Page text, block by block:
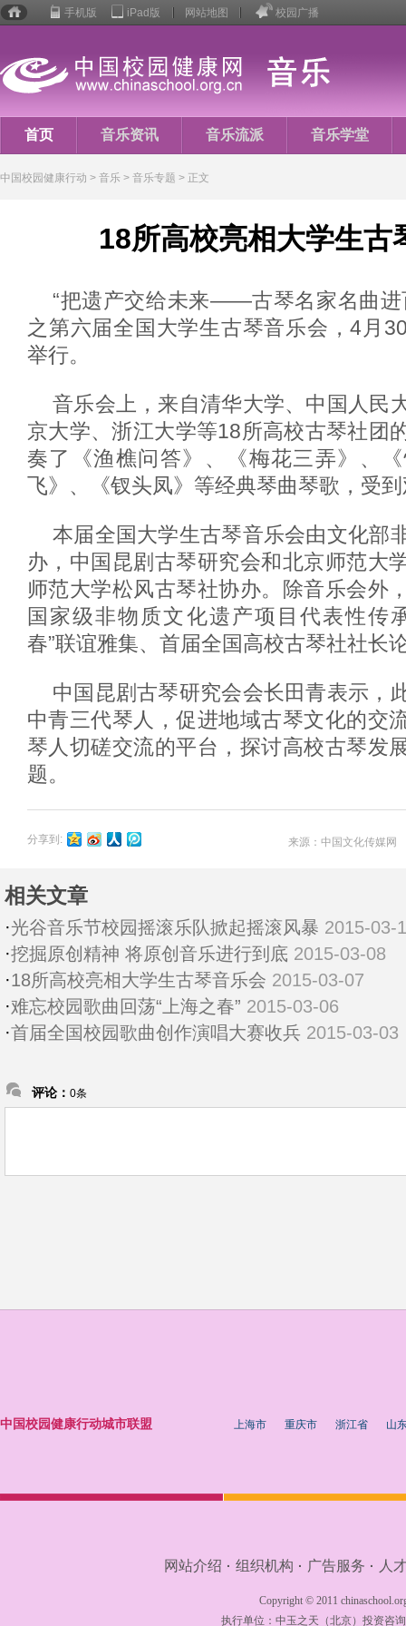
行动
手机版 iPad版 网站地图 校园广播
首页 音乐资讯 音乐流派 音乐学堂
音乐人生
中国校园健康行动 > 音乐 > 音乐专题 > 正文
18所高校亮相大学生古
“把遗产交给未来——古琴名家名曲进
之第六届全国大学生古琴音乐会，4月
举行。
音乐会上，来自清华大学、中国人民
京大学、浙江大学等18所高校古琴社团
奏了《渔樵问答》、《梅花三弄》、
飞》、《钗头凤》等经典琴曲琴歌，受
本届全国大学生古琴音乐会由文化部
办，中国昆剧古琴研究会和北京师范大
师范大学松风古琴社协办。除音乐会外
国家级非物质文化遗产项目代表性传
春”联谊雅集、首届全国高校古琴社社长
中国昆剧古琴研究会会长田青表示，
中青三代琴人，促进地域古琴文化的交
琴人切磋交流的平台，探讨高校古琴发
题。
分享到: 来源：中国文化传
相关文章
·光谷音乐节校园摇滚乐队掀起摇滚风暴 2015-03-
·挖掘原创精神 将原创音乐进行到底 2015-03-08
·18所高校亮相大学生古琴音乐会 2015-03-07
·难忘校园歌曲回荡“上海之春” 2015-03-06
·首届全国校园歌曲创作演唱大赛收兵 2015-03-03
评论： 0条
中国校园健康行动城市联盟 上海市 重庆市 浙江省 山
网站介绍 · 组织机构 · 广告服务 · 人
Copyright © 2011
执行单位： 中玉之天（北京）投资咨